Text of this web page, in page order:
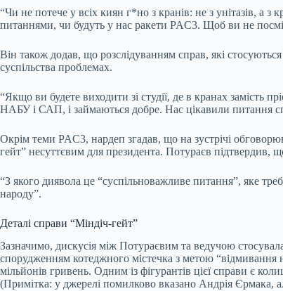
“Чи не потече у всіх киян г*но з кранів: не з унітазів, а
питаннями, чи будуть у нас ракети PAC3. Щоб ви не
Він також додав, що розслідуванням справ, які
суспільства проблемах.
“Якщо ви будете виходити зі студії, де в кранах замість
НАБУ і САП, і займаються добре. Нас цікавили питання
Окрім теми PAC3, нардеп згадав, що на зустрічі
гейт” несуттєвим для президента. Потураєв підтвердив,
“З якого диявола це “суспільноважливе питання”, яке
народу”.
Деталі справи “Міндіч-гейт”
Зазначимо, дискусія між Потураєвим та ведучою
спорудженням котеджного містечка з метою “відмивання
мільйонів гривень. Одним із фігурантів цієї справи є
(Примітка: у джерелі помилково вказано Андрія Єрмака,